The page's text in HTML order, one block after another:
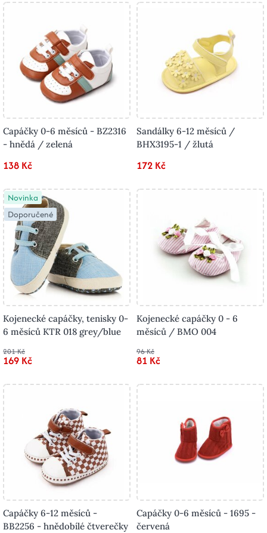
Capáčky 0-6 měsíců - BZ2316
- hnědá / zelená
138 Kč
Sandálky 6-12 měsíců /
BHX3195-1 / žlutá
172 Kč
Novinka
Doporučené
Kojenecké capáčky, tenisky 0-
6 měsíců KTR 018 grey/blue
201 Kč
169 Kč
Kojenecké capáčky 0 - 6
měsíců / BMO 004
96 Kč
81 Kč
Capáčky 6-12 měsíců -
BB2256 - hnědobílé čtverečky
Capáčky 0-6 měsíců - 1695 -
červená